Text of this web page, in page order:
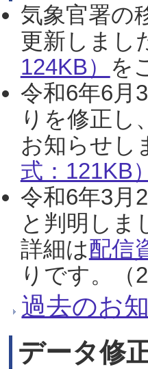
気象官署の
更新しまし
124KB） を
令和6年6月
りを修正し
お知らせし
式：121KB）
令和6年3月
と判明しま
詳細は配信
りです。（
過去のお
データ修